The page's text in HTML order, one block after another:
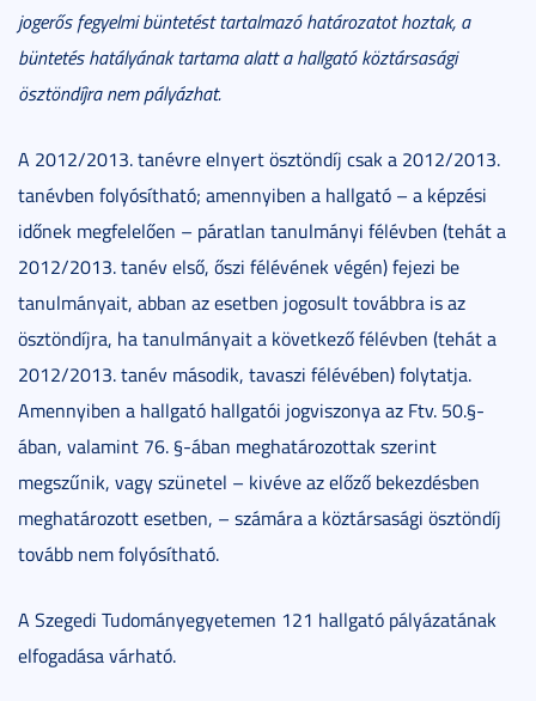
jogerős fegyelmi büntetést tartalmazó határozatot hoztak, a
büntetés hatályának tartama alatt a hallgató köztársasági
ösztöndíjra nem pályázhat.
A 2012/2013. tanévre elnyert ösztöndíj csak a 2012/2013.
tanévben folyósítható; amennyiben a hallgató – a képzési
időnek megfelelően – páratlan tanulmányi félévben (tehát a
2012/2013. tanév első, őszi félévének végén) fejezi be
tanulmányait, abban az esetben jogosult továbbra is az
ösztöndíjra, ha tanulmányait a következő félévben (tehát a
2012/2013. tanév második, tavaszi félévében) folytatja.
Amennyiben a hallgató hallgatói jogviszonya az Ftv. 50.§-
ában, valamint 76. §-ában meghatározottak szerint
megszűnik, vagy szünetel – kivéve az előző bekezdésben
meghatározott esetben, – számára a köztársasági ösztöndíj
tovább nem folyósítható.
A Szegedi Tudományegyetemen 121 hallgató pályázatának
elfogadása várható.